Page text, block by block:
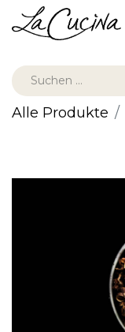
Alle Produkte